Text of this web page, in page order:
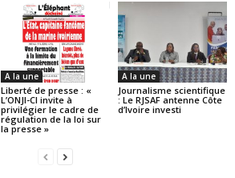
A la une
Liberté de presse : «
L’ONJI-CI invite à
privilégier le cadre de
régulation de la loi sur
la presse »
A la une
Journalisme scientifique
: Le RJSAF antenne Côte
d’Ivoire investi